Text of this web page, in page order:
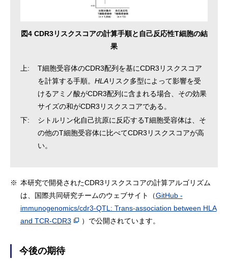
図4 CDR3リスクスコアの計算手順と自己反応性T細胞の結
果
上:
T細胞受容体のCDR3配列を基にCDR3リスクスコア
を計算する手順。 HLAリスク多型によって影響を受
けるアミノ酸がCDR3配列に含まれる場合、その効果
サイズの和がCDR3リスクスコアである。
下:
シトルリン化自己抗原に反応するT細胞受容体は、そ
の他のT細胞受容体に比べてCDR3リスクスコアが高
い。
※ 本研究で開発されたCDR3リスクスコアの計算アルゴリズム
は、国際共同研究チームのウェブサイト（GitHub -
immunogenomics/cdr3-QTL: Trans-association between HLA
and TCR-CDR3
）で公開されています。
今後の期待